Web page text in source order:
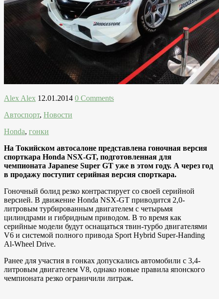
Alex Alex 12.01.2014 0 Comments
Автоспорт, Новости
Honda, гонки
На Токийском автосалоне представлена гоночная версия
спорткара Honda NSX-GT, подготовленная для
чемпионата Japanese Super GT уже в этом году. А через год
в продажу поступит серийная версия спорткара.
Гоночный болид резко контрастирует со своей серийной
версией. В движение Honda NSX-GT приводится 2,0-
литровым турбированным двигателем с четырьмя
цилиндрами и гибридным приводом. В то время как
серийные модели будут оснащаться твин-турбо двигателями
V6 и системой полного привода Sport Hybrid Super-Handing
Al-Wheel Drive.
Ранее для участия в гонках допускались автомобили с 3,4-
литровым двигателем V8, однако новые правила японского
чемпионата резко ограничили литраж.